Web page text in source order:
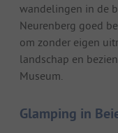
wandelingen in de
Neurenberg goed
om zonder eigen
landschap en
Museum.
Glamping in